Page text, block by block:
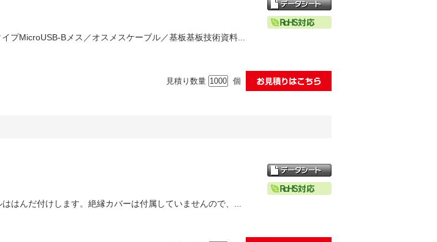
プMicroUSB-Bメス／オスメスケーブル／基板基板技術資料...
見積り数量 個
はんだ付けします。絶縁カバーは付属していませんので、...